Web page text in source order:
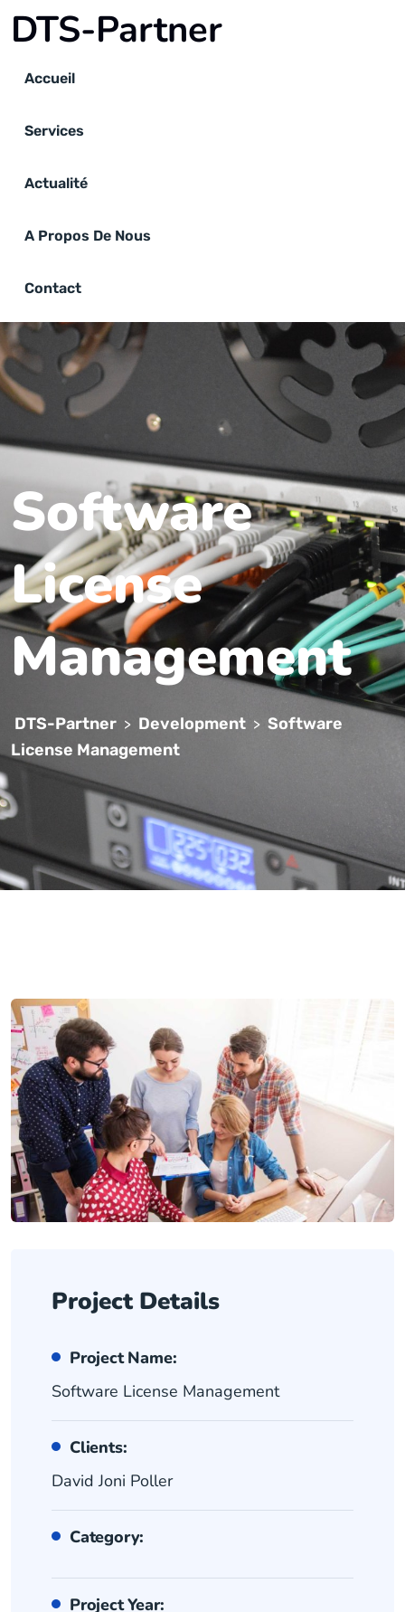
DTS-Partner
Accueil
Services
Actualité
A Propos De Nous
Contact
Software
License
Management
DTS-Partner > Development > Software
License Management
Project Details
Project Name:
Software License Management
Clients:
David Joni Poller
Category:
Project Year: